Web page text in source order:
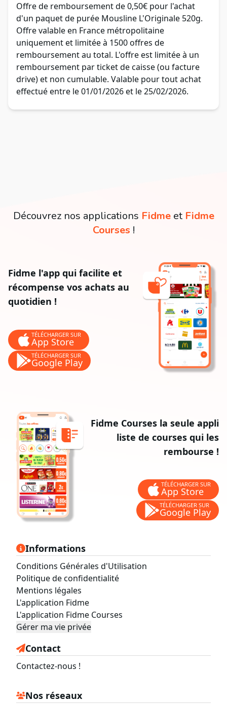
Offre de remboursement de 0,50€ pour l'achat
d'un paquet de purée Mousline L'Originale 520g.
Offre valable en France métropolitaine
uniquement et limitée à 1500 offres de
remboursement au total. L'offre est limitée à un
remboursement par ticket de caisse (ou facture
drive) et non cumulable. Valable pour tout achat
effectué entre le 01/01/2026 et le 25/02/2026.
Découvrez nos applications Fidme et Fidme
Courses !
Fidme l'app qui facilite et
récompense vos achats au
quotidien !
TÉLÉCHARGER SUR
App Store
TÉLÉCHARGER SUR
Google Play
Fidme Courses la seule appli
liste de courses qui les
rembourse !
TÉLÉCHARGER SUR
App Store
TÉLÉCHARGER SUR
Google Play
Informations
Conditions Générales d'Utilisation
Politique de confidentialité
Mentions légales
L'application Fidme
L'application Fidme Courses
Gérer ma vie privée
Contact
Contactez-nous !
Nos réseaux